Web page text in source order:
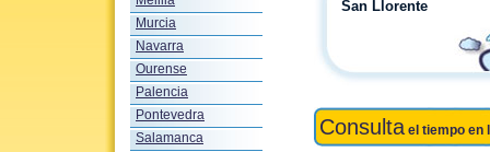
Murcia
Navarra
Ourense
Palencia
Pontevedra
Salamanca
San Llorente
Consulta el tiempo en